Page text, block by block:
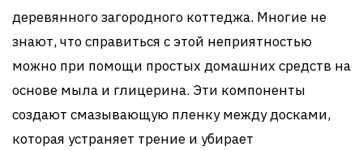
деревянного загородного коттеджа. Многие не
знают, что справиться с этой неприятностью
можно при помощи простых домашних средств на
основе мыла и глицерина. Эти компоненты
создают смазывающую пленку между досками,
которая устраняет трение и убирает